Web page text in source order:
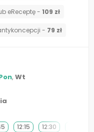
eReceptę - 109 zł
- 79 zł
, Wt
12:15 12:30